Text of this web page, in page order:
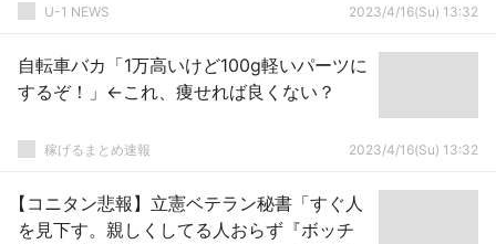
U-1 NEWS 2023/4/16(Su) 13:32
自転車バカ「1万高いけど100g軽いパーツに
するぞ！」←これ、痩せれば良くない？
稼げるまとめ速報 2023/4/16(Su) 13:32
【コニタン悲報】立憲ベテラン秘書「すぐ人
を見下す。親しくしてる人おらず『ボッチ